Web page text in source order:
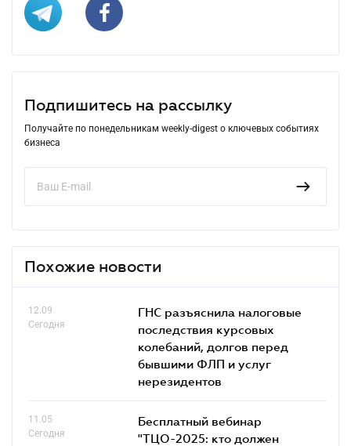
Подпишитесь на рассылку
Получайте по понедельникам weekly-digest о ключевых событиях
бизнеса
Похожие новости
12.09
Сегодня
ГНС разъяснила налоговые
последствия курсовых
колебаний, долгов перед
бывшими ФЛП и услуг
нерезидентов
11.05
Сегодня
Бесплатный вебинар
"ТЦО-2025: кто должен